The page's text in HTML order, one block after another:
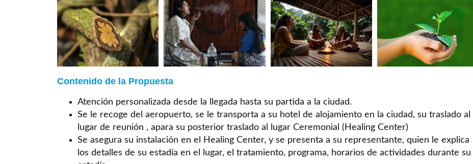
Contenido de la Propuesta
Atención personalizada desde la llegada hasta su partida a la ciudad.
Se le recoge del aeropuerto, se le transporta a su hotel de alojamiento en la ciudad, su traslado al
lugar de reunión , apara su posterior traslado al lugar Ceremonial (Healing Center)
Se asegura su instalación en el Healing Center, y se presenta a su representante, quien le explica
los detalles de su estadía en el lugar, el tratamiento, programa, horarios de actividades durante su